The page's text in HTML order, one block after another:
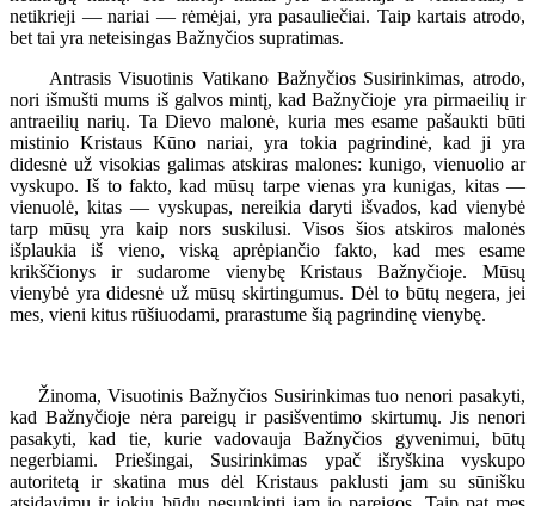
netikrieji — nariai — rėmėjai, yra pasauliečiai. Taip kartais atrodo,
bet tai yra neteisingas Bažnyčios supratimas.
Antrasis Visuotinis Vatikano Bažnyčios Susirinkimas, atrodo,
nori išmušti mums iš galvos mintį, kad Bažnyčioje yra pirmaeilių ir
antraeilių narių. Ta Dievo malonė, kuria mes esame pašaukti būti
mistinio Kristaus Kūno nariai, yra tokia pagrindinė, kad ji yra
didesnė už visokias galimas atskiras malones: kunigo, vienuolio ar
vyskupo. Iš to fakto, kad mūsų tarpe vienas yra kunigas, kitas —
vienuolė, kitas — vyskupas, nereikia daryti išvados, kad vienybė
tarp mūsų yra kaip nors suskilusi. Visos šios atskiros malonės
išplaukia iš vieno, viską aprėpiančio fakto, kad mes esame
krikščionys ir sudarome vienybę Kristaus Bažnyčioje. Mūsų
vienybė yra didesnė už mūsų skirtingumus. Dėl to būtų negera, jei
mes, vieni kitus rūšiuodami, prarastume šią pagrindinę vienybę.
Žinoma, Visuotinis Bažnyčios Susirinkimas tuo nenori pasakyti,
kad Bažnyčioje nėra pareigų ir pasišventimo skirtumų. Jis nenori
pasakyti, kad tie, kurie vadovauja Bažnyčios gyvenimui, būtų
negerbiami. Priešingai, Susirinkimas ypač išryškina vyskupo
autoritetą ir skatina mus dėl Kristaus paklusti jam su sūnišku